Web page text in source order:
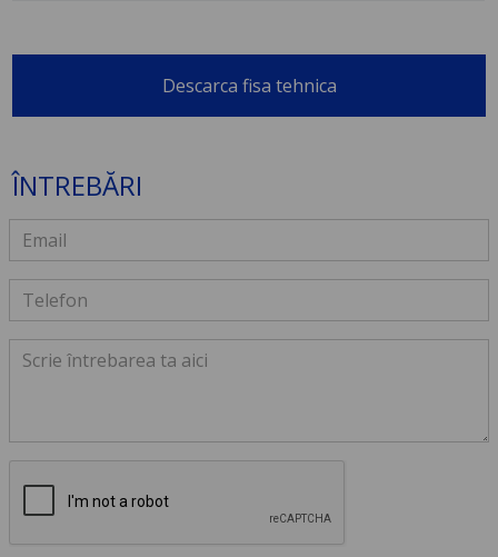
Descarca fisa tehnica
ÎNTREBĂRI